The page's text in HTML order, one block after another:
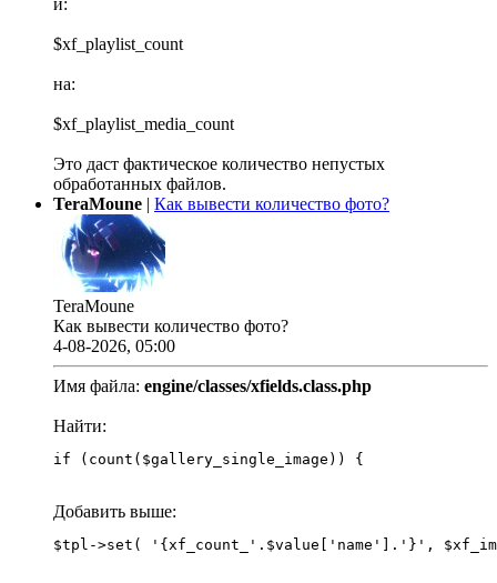
и:
$xf_playlist_count
на:
$xf_playlist_media_count
Это даст фактическое количество непустых
обработанных файлов.
TeraMoune | Как вывести количество фото?
TeraMoune
Как вывести количество фото?
4-08-2026, 05:00
Имя файла: engine/classes/xfields.class.php
Найти:
if (count($gallery_single_image)) {
Добавить выше: